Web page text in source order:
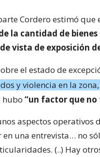
Cordero estimó que
la cantidad de
vista de exposición
el estado de
y violencia en la
hubo “un factor que
aspectos operativos
en una entrevista… no
(..) Hay